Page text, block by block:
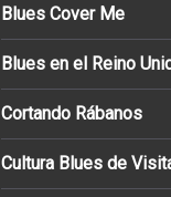
Blues Cover Me
Blues en el Reino
Cortando Rábanos
Cultura Blues de